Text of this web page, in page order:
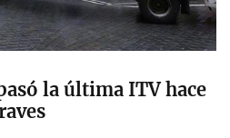
la última ITV hace